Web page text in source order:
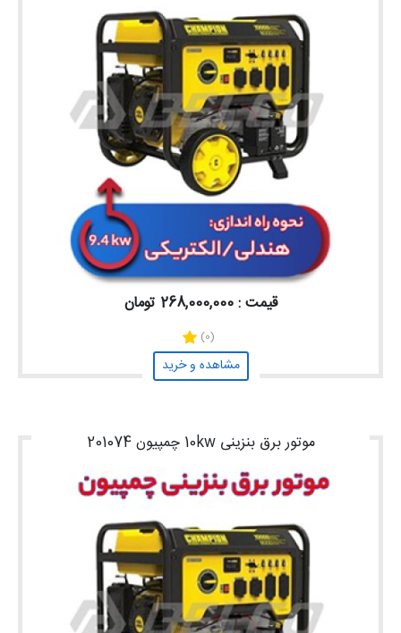
قیمت : 268,000,000 تومان
(0)
مشاهده و خرید
موتور برق بنزینی 10kw چمپیون 201074